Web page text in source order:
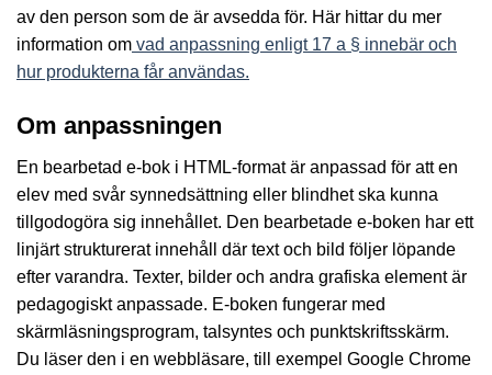
av den person som de är avsedda för. Här hittar du mer
information om vad anpassning enligt 17 a § innebär och
hur produkterna får användas.
Om anpassningen
En bearbetad e-bok i HTML-format är anpassad för att en
elev med svår synnedsättning eller blindhet ska kunna
tillgodogöra sig innehållet. Den bearbetade e-boken har ett
linjärt strukturerat innehåll där text och bild följer löpande
efter varandra. Texter, bilder och andra grafiska element är
pedagogiskt anpassade. E-boken fungerar med
skärmläsningsprogram, talsyntes och punktskriftsskärm.
Du läser den i en webbläsare, till exempel Google Chrome